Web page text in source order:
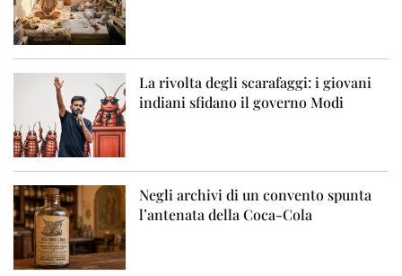
La rivolta degli scarafaggi: i giovani
indiani sfidano il governo Modi
Negli archivi di un convento spunta
l’antenata della Coca-Cola